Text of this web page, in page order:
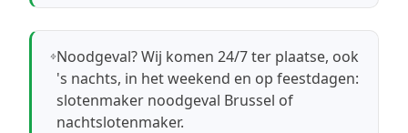
Noodgeval? Wij komen 24/7 ter plaatse, ook
's nachts, in het weekend en op feestdagen:
slotenmaker noodgeval Brussel of
nachtslotenmaker.